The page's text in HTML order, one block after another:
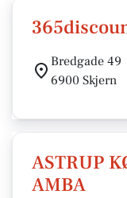
Bredgade 49
6900 Skjern
ASTRUP
AMBA